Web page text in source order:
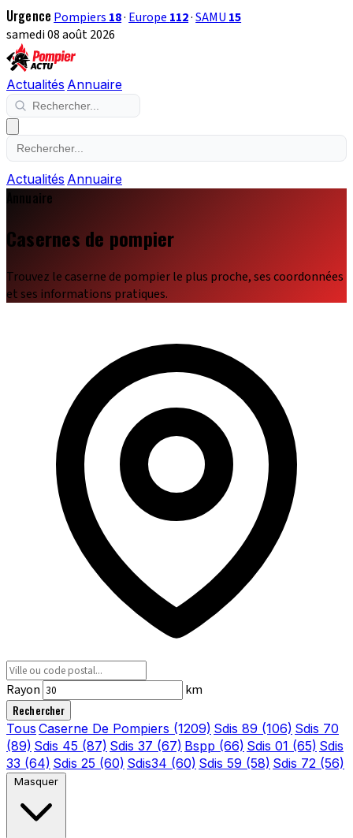
Urgence Pompiers 18· Europe 112·SAMU 15
samedi 08 août 2026
Actualités Annuaire
Actualités Annuaire
Annuaire
Casernes de pompier
Trouvez le caserne de pompier le plus proche, ses coordonnées
et ses informations pratiques.
Rayon km
Rechercher
Tous Caserne De Pompiers (1209) Sdis 89 (106) Sdis 70
(89) Sdis 45 (87) Sdis 37 (67) Bspp (66) Sdis 01 (65) Sdis
33 (64) Sdis 25 (60) Sdis34 (60) Sdis 59 (58) Sdis 72 (56)
Masquer